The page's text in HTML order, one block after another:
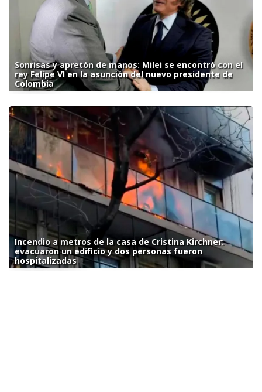
Sonrisas y apretón de manos: Milei se encontró con el
rey Felipe VI en la asunción del nuevo presidente de
Colombia
Incendio a metros de la casa de Cristina Kirchner:
evacuaron un edificio y dos personas fueron
hospitalizadas